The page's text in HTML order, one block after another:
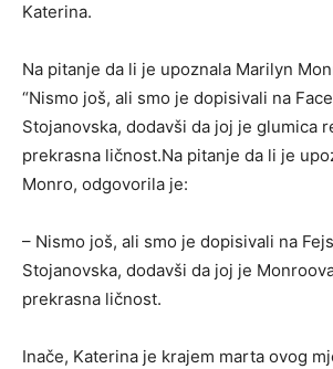
Katerina.
Na pitanje da li je upoznala Marilyn
“Nismo još, ali smo je dopisivali na
Stojanovska, dodavši da joj je glumica
prekrasna ličnost.Na pitanje da li je
Monro, odgovorila je:
– Nismo još, ali smo je dopisivali na
Stojanovska, dodavši da joj je
prekrasna ličnost.
Inače, Katerina je krajem marta ovog